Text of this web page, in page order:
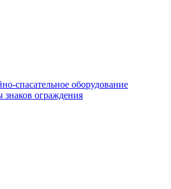
спасательное оборудование
знаков ограждения